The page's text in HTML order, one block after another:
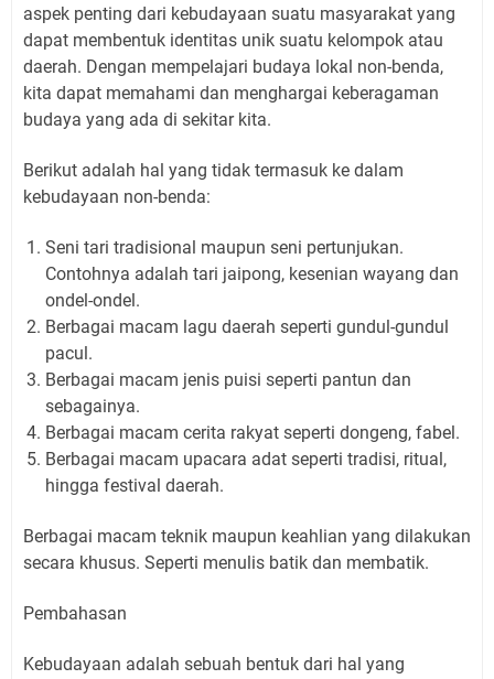
aspek penting dari kebudayaan suatu masyarakat yang
dapat membentuk identitas unik suatu kelompok atau
daerah. Dengan mempelajari budaya lokal non-benda,
kita dapat memahami dan menghargai keberagaman
budaya yang ada di sekitar kita.
Berikut adalah hal yang tidak termasuk ke dalam
kebudayaan non-benda:
Seni tari tradisional maupun seni pertunjukan.
Contohnya adalah tari jaipong, kesenian wayang dan
ondel-ondel.
Berbagai macam lagu daerah seperti gundul-gundul
pacul.
Berbagai macam jenis puisi seperti pantun dan
sebagainya.
Berbagai macam cerita rakyat seperti dongeng, fabel.
Berbagai macam upacara adat seperti tradisi, ritual,
hingga festival daerah.
Berbagai macam teknik maupun keahlian yang dilakukan
secara khusus. Seperti menulis batik dan membatik.
Pembahasan
Kebudayaan adalah sebuah bentuk dari hal yang